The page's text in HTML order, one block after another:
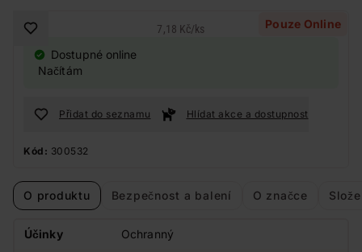
Pouze Online
7,18 Kč/ks
Dostupné online
Načítám
Přidat do seznamu Hlídat akce a dostupnost
Kód: 300532
O produktu Bezpečnost a balení O značce
Účinky Ochranný